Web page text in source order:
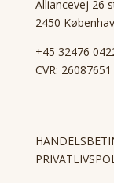
Alliancevej 26
2450
+45 32476
CVR: 26087651